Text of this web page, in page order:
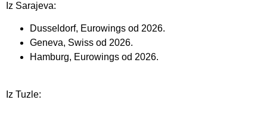
Iz Sarajeva:
Dusseldorf, Eurowings od 2026.
Geneva, Swiss od 2026.
Hamburg, Eurowings od 2026.
Iz Tuzle: